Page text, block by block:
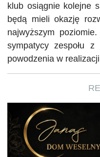
klub osiągnie kolejne
będą mieli okazję
najwyższym
sympatycy zespołu
powodzenia w